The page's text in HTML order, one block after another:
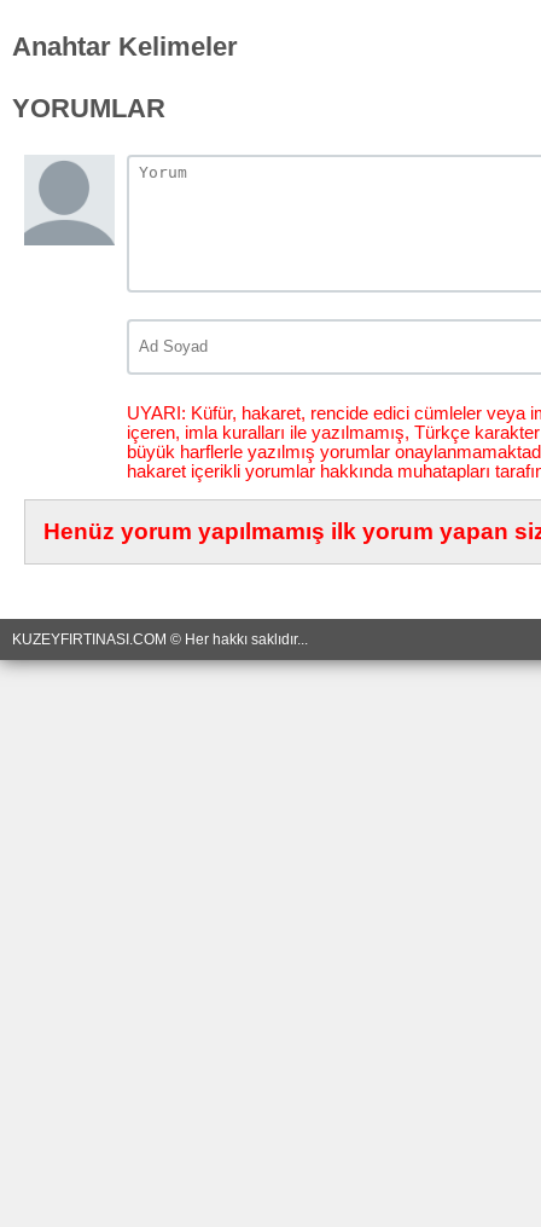
Anahtar Kelimeler
YORUMLAR
UYARI: Küfür, hakaret, rencide edici cümleler veya
içeren, imla kuralları ile yazılmamış, Türkçe
büyük harflerle yazılmış yorumlar
hakaret içerikli yorumlar hakkında muhatapları
Henüz yorum yapılmamış ilk yorum yapan
KUZEYFIRTINASI.COM © Her hakkı saklıdır...